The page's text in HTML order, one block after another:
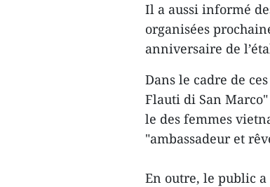
Il a aussi informé
organisées
anniversaire de
Dans le cadre de
Flauti di San
le des femmes
"ambassadeur et
En outre, le public